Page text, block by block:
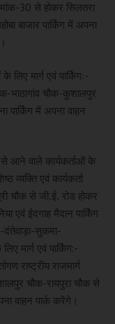
30 से होकर सिलतरा
बाजार पार्किंग में अपना
मार्ग एवं पार्किंगः-
भाठागांव चौक-कुशालपुर
पार्किंग में अपना वाहन
आने वाले कार्यकर्ताओं के
व्यक्ति एवं कार्यकर्ता
चौक से जी.ई. रोड होकर
एवं ईदगाह मैदान पार्किंग
दंतेवाड़ा-सुकमा-
मार्ग एवं पार्किंग:-
राष्ट्रीय राजमार्ग
चौक-रायपुरा चौक से
वाहन पार्क करेंगे।